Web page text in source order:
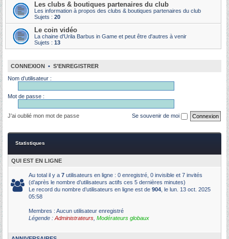
Les clubs & boutiques partenaires du club
Les information à propos des clubs & boutiques partenaires du club
Sujets : 20
Le coin vidéo
La chaine d'Urila Barbus in Game et peut être d'autres à venir
Sujets : 13
CONNEXION • S’ENREGISTRER
Nom d’utilisateur :
Mot de passe :
J’ai oublié mon mot de passe Se souvenir de moi
Statistiques
QUI EST EN LIGNE
Au total il y a 7 utilisateurs en ligne : 0 enregistré, 0 invisible et 7 invités
(d’après le nombre d’utilisateurs actifs ces 5 dernières minutes)
Le record du nombre d’utilisateurs en ligne est de 904 , le lun. 13 oct. 2025
05:58
Membres : Aucun utilisateur enregistré
Légende : Administrateurs Modérateurs globaux